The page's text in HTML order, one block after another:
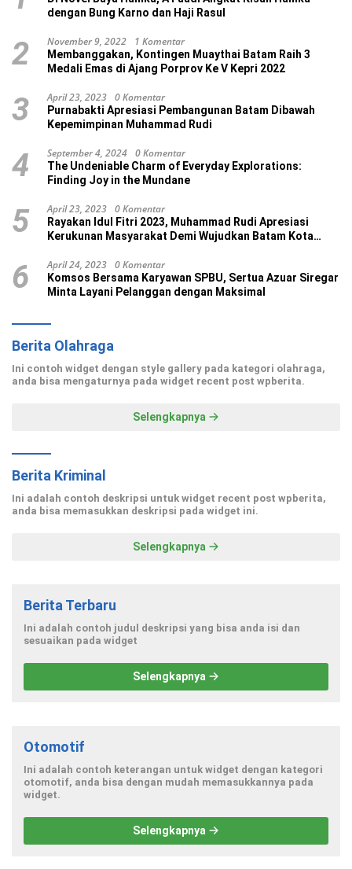
dengan Bung Karno dan Haji Rasul
2 November 9, 2022 1 Komentar
Membanggakan, Kontingen Muaythai Batam Raih 3
Medali Emas di Ajang Porprov Ke V Kepri 2022
3 April 23, 2023 0 Komentar
Purnabakti Apresiasi Pembangunan Batam Dibawah
Kepemimpinan Muhammad Rudi
4 September 4, 2024 0 Komentar
The Undeniable Charm of Everyday Explorations:
Finding Joy in the Mundane
5 April 23, 2023 0 Komentar
Rayakan Idul Fitri 2023, Muhammad Rudi Apresiasi
Kerukunan Masyarakat Demi Wujudkan Batam Kota
6 April 24, 2023 0 Komentar
Komsos Bersama Karyawan SPBU, Sertua Azuar Siregar
Minta Layani Pelanggan dengan Maksimal
Berita Olahraga
Ini contoh widget dengan style gallery pada kategori olahraga,
anda bisa mengaturnya pada widget recent post wpberita.
Selengkapnya
Berita Kriminal
Ini adalah contoh deskripsi untuk widget recent post wpberita,
anda bisa memasukkan deskripsi pada widget ini.
Selengkapnya
Berita Terbaru
Ini adalah contoh judul deskripsi yang bisa anda isi dan
sesuaikan pada widget
Selengkapnya
Otomotif
Ini adalah contoh keterangan untuk widget dengan kategori
otomotif, anda bisa dengan mudah memasukkannya pada
widget.
Selengkapnya